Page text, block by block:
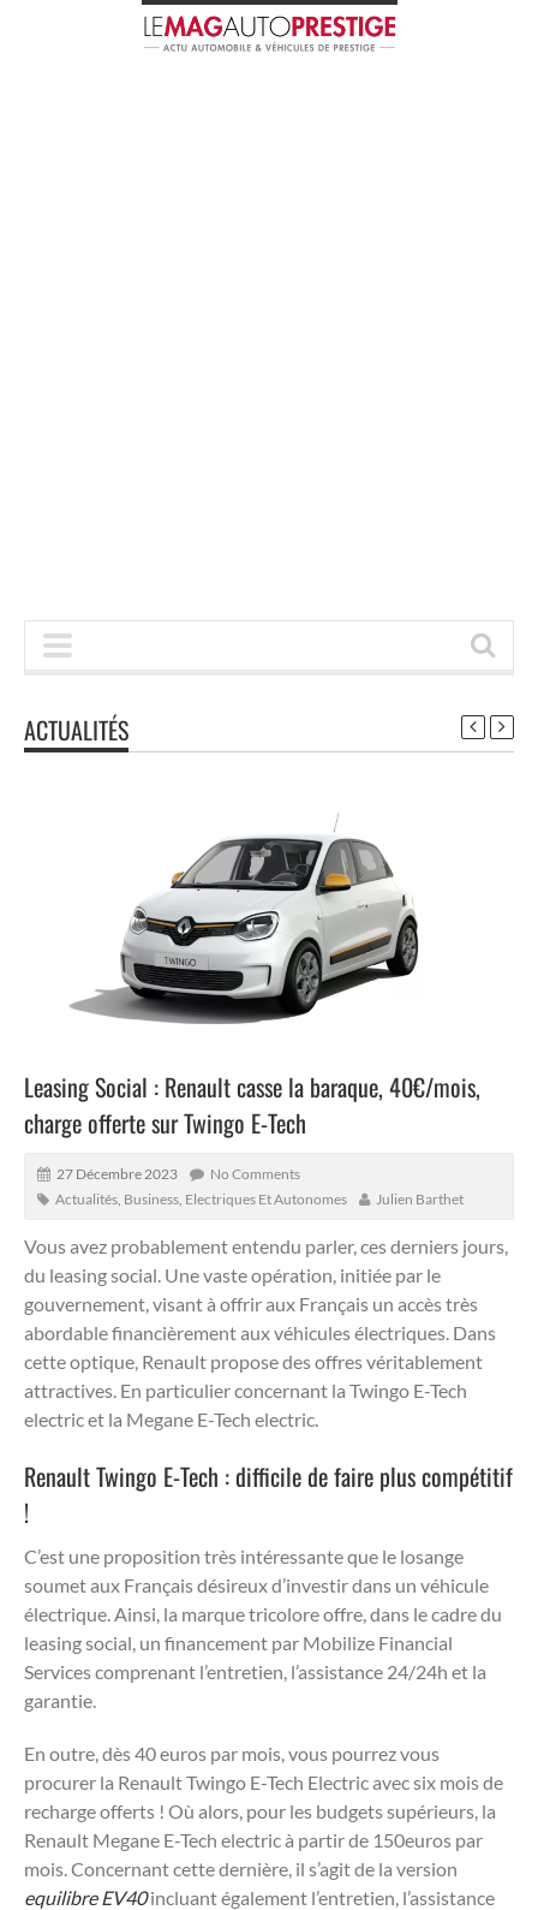
ACTUALITÉS
Leasing Social : Renault casse la baraque, 40€/mois,
charge offerte sur Twingo E-Tech
27 Décembre 2023
No Comments
Actualités Business Electriques Et Autonomes Julien Barthet
Vous avez probablement entendu parler, ces derniers jours,
du leasing social. Une vaste opération, initiée par le
gouvernement, visant à offrir aux Français un accès très
abordable financièrement aux véhicules électriques. Dans
cette optique, Renault propose des offres véritablement
attractives. En particulier concernant la Twingo E-Tech
electric et la Megane E-Tech electric.
Renault Twingo E-Tech : difficile de faire plus compétitif
!
C’est une proposition très intéressante que le losange
soumet aux Français désireux d’investir dans un véhicule
électrique. Ainsi, la marque tricolore offre, dans le cadre du
leasing social, un financement par Mobilize Financial
Services comprenant l’entretien, l’assistance 24/24h et la
garantie.
En outre, dès 40 euros par mois, vous pourrez vous
procurer la Renault Twingo E-Tech Electric avec six mois de
recharge offerts ! Où alors, pour les budgets supérieurs, la
Renault Megane E-Tech electric à partir de 150euros par
mois. Concernant cette dernière, il s’agit de la version
equilibre EV40incluant également l’entretien, l’assistance